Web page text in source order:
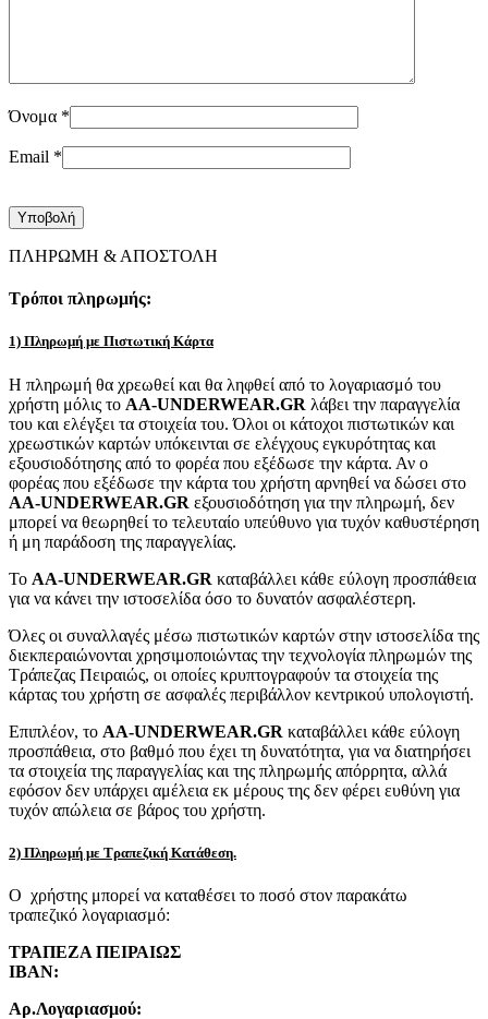
Όνομα *
Email *
ΠΛΗΡΩΜΗ & ΑΠΟΣΤΟΛΗ
Τρόποι πληρωμής:
1) Πληρωμή με Πιστωτική Κάρτα
Η πληρωμή θα χρεωθεί και θα ληφθεί από το λογαριασμό του
χρήστη μόλις το AA-UNDERWEAR.GR λάβει την παραγγελία
του και ελέγξει τα στοιχεία του. Όλοι οι κάτοχοι πιστωτικών και
χρεωστικών καρτών υπόκεινται σε ελέγχους εγκυρότητας και
εξουσιοδότησης από το φορέα που εξέδωσε την κάρτα. Αν ο
φορέας που εξέδωσε την κάρτα του χρήστη αρνηθεί να δώσει στο
AA-UNDERWEAR.GR εξουσιοδότηση για την πληρωμή, δεν
μπορεί να θεωρηθεί το τελευταίο υπεύθυνο για τυχόν καθυστέρηση
ή μη παράδοση της παραγγελίας.
Το AA-UNDERWEAR.GR καταβάλλει κάθε εύλογη προσπάθεια
για να κάνει την ιστοσελίδα όσο το δυνατόν ασφαλέστερη.
Όλες οι συναλλαγές μέσω πιστωτικών καρτών στην ιστοσελίδα της
διεκπεραιώνονται χρησιμοποιώντας την τεχνολογία πληρωμών της
Τράπεζας Πειραιώς, οι οποίες κρυπτογραφούν τα στοιχεία της
κάρτας του χρήστη σε ασφαλές περιβάλλον κεντρικού υπολογιστή.
Επιπλέον, το AA-UNDERWEAR.GR καταβάλλει κάθε εύλογη
προσπάθεια, στο βαθμό που έχει τη δυνατότητα, για να διατηρήσει
τα στοιχεία της παραγγελίας και της πληρωμής απόρρητα, αλλά
εφόσον δεν υπάρχει αμέλεια εκ μέρους της δεν φέρει ευθύνη για
τυχόν απώλεια σε βάρος του χρήστη.
2) Πληρωμή με Τραπεζική Κατάθεση.
Ο χρήστης μπορεί να καταθέσει το ποσό στον παρακάτω
τραπεζικό λογαριασμό:
ΤΡΑΠΕΖΑ ΠΕΙΡΑΙΩΣ
IBAN:
Αρ.Λογαριασμού: